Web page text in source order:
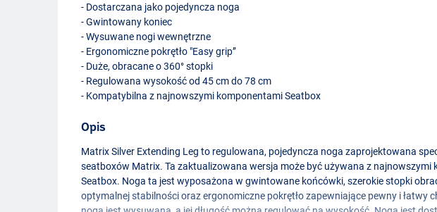
- Dostarczana jako pojedyncza noga
- Gwintowany koniec
- Wysuwane nogi wewnętrzne
- Ergonomiczne pokrętło "Easy grip’’
- Duże, obracane o 360° stopki
- Regulowana wysokość od 45 cm do 78 cm
- Kompatybilna z najnowszymi komponentami Seatbox
Opis
Matrix Silver Extending Leg to regulowana, pojedyncza noga zaprojektowana
seatboxów Matrix. Ta zaktualizowana wersja może być używana z najnowszymi
Seatbox. Noga ta jest wyposażona w gwintowane końcówki, szerokie stopki
optymalnej stabilności oraz ergonomiczne pokrętło zapewniające pewny i łatwy